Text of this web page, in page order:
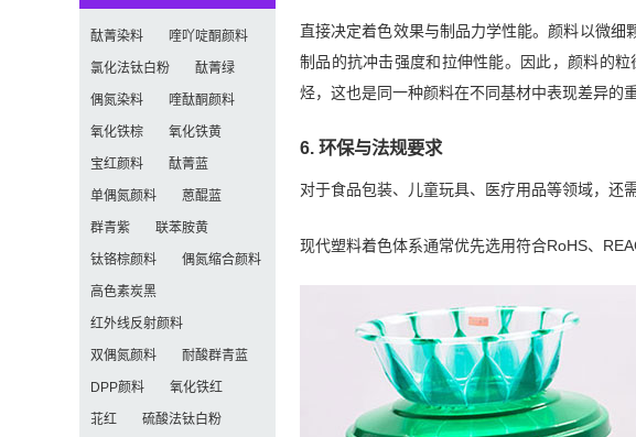
直接决定着色效果与制品力学性能。颜料以微
制品的抗冲击强度和拉伸性能。因此，颜料的
烃，这也是同一种颜料在不同基材中表现差异的
6. 环保与法规要求
对于食品包装、儿童玩具、医疗用品等领域，还
现代塑料着色体系通常优先选用符合RoHS、
酞菁染料 喹吖啶酮颜料
氯化法钛白粉 酞菁绿
偶氮染料 喹酞酮颜料
氧化铁棕 氧化铁黄
宝红颜料 酞菁蓝
单偶氮颜料 蒽醌蓝
群青紫 联苯胺黄
钛铬棕颜料 偶氮缩合颜料
高色素炭黑
红外线反射颜料
双偶氮颜料 耐酸群青蓝
DPP颜料 氧化铁红
苝红 硫酸法钛白粉